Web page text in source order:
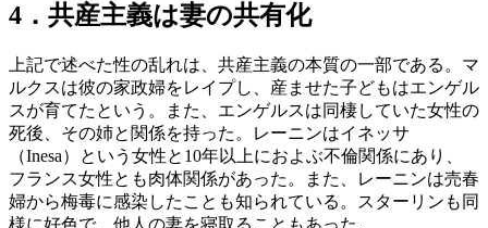
4． 共産主義は妻の共有化
上記で述べた性の乱れは、共産主義の本質の一部である。マ
ルクスは彼の家政婦をレイプし、産ませた子どもはエンゲル
スが育てたという。また、エンゲルスは同棲していた女性の
死後、その姉と関係を持った。レーニンはイネッサ
（Inesa）という女性と10年以上におよぶ不倫関係にあり、
フランス女性とも肉体関係があった。また、レーニンは売春
婦から梅毒に感染したことも知られている。スターリンも同
様に好色で、他人の妻を寝取ることもあった。